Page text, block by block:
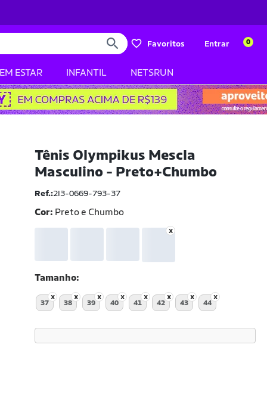
Favoritos Entrar 0
ESTAR INFANTIL NETSRUN
Tênis Olympikus Mescla
Masculino - Preto+Chumbo
Ref.:2I3-0669-793-37
Cor: Preto e Chumbo
Tamanho
37 38 39 40 41 42 43 44